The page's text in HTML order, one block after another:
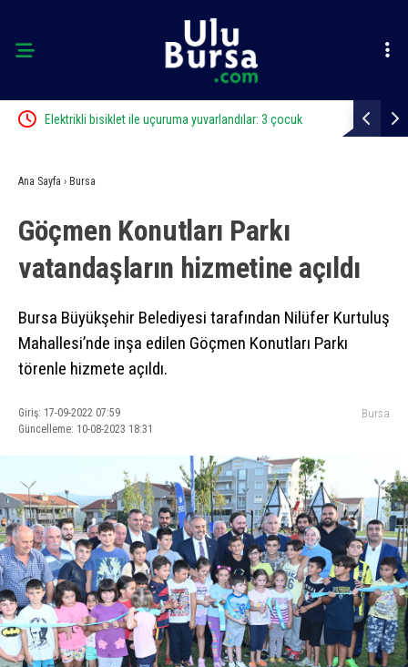
Elektrikli bisiklet ile uçuruma yuvarlandılar: 3 çocuk Bursa’da
Ana Sayfa › Bursa
Göçmen Konutları Parkı
vatandaşların hizmetine açıldı
Bursa Büyükşehir Belediyesi tarafından Nilüfer Kurtuluş
Mahallesi’nde inşa edilen Göçmen Konutları Parkı
törenle hizmete açıldı.
Giriş: 17-09-2022 07:59
Güncelleme: 10-08-2023 18:31
Bursa